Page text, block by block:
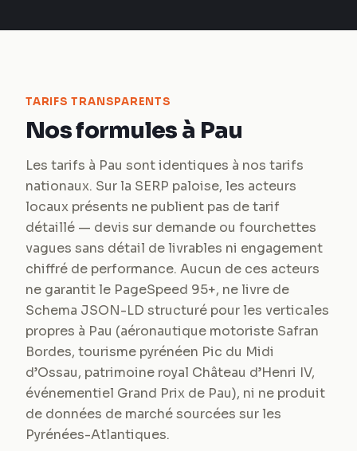
TARIFS TRANSPARENTS
Nos formules à Pau
Les tarifs à Pau sont identiques à nos tarifs
nationaux. Sur la SERP paloise, les acteurs
locaux présents ne publient pas de tarif
détaillé — devis sur demande ou fourchettes
vagues sans détail de livrables ni engagement
chiffré de performance. Aucun de ces acteurs
ne garantit le PageSpeed 95+, ne livre de
Schema JSON-LD structuré pour les verticales
propres à Pau (aéronautique motoriste Safran
Bordes, tourisme pyrénéen Pic du Midi
d’Ossau, patrimoine royal Château d’Henri IV,
événementiel Grand Prix de Pau), ni ne produit
de données de marché sourcées sur les
Pyrénées-Atlantiques.